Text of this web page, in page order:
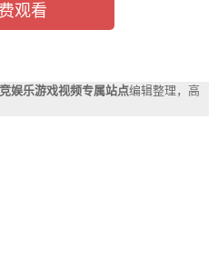
观看
娱乐游戏视频专属站点编辑整理，高